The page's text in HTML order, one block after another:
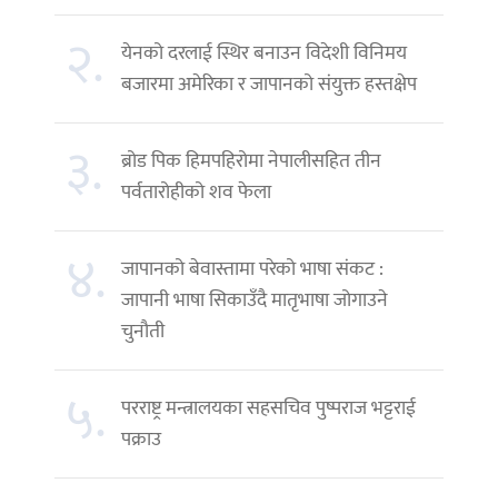
२. येनको दरलाई स्थिर बनाउन विदेशी विनिमय
बजारमा अमेरिका र जापानको संयुक्त हस्तक्षेप
३.
ब्रोड पिक हिमपहिरोमा नेपालीसहित तीन
पर्वतारोहीको शव फेला
४. जापानको बेवास्तामा परेको भाषा संकट :
जापानी भाषा सिकाउँदै मातृभाषा जोगाउने
चुनौती
५. परराष्ट्र मन्त्रालयका सहसचिव पुष्पराज भट्टराई
पक्राउ